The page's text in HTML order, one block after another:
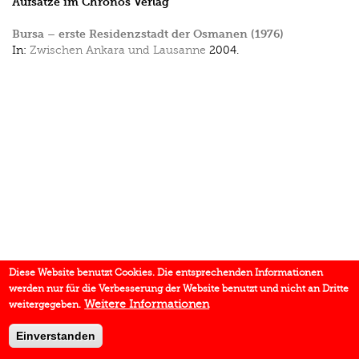
Bursa – erste Residenzstadt der Osmanen (1976)
In: Zwischen Ankara und Lausanne 2004.
Diese Website benutzt Cookies. Die entsprechenden Informationen
werden nur für die Verbesserung der Website benutzt und nicht an Dritte
weitergegeben. Weitere Informationen
Einverstanden